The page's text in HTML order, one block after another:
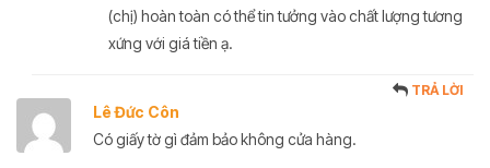
(chị) hoàn toàn có thể tin tưởng vào chất lượng tương
xứng với giá tiền ạ.
Lê Đức Côn
TRẢ LỜI
Có giấy tờ gì đảm bảo không cửa hàng.